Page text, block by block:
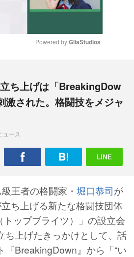
e
Powered by GliaStudios
ち上げは「BreakingDow
激された。格闘技をメジャ
ュース
王者の格闘家・ 堀口恭司が
ち上げる新たな格闘技団体
トップブライツ）」の設立会
ち上げたきっかけとして、話
『BreakingDown』から「“い